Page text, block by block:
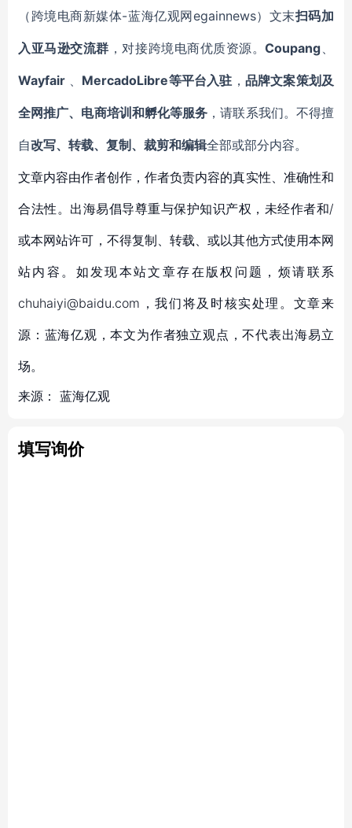
（跨境电商新媒体-蓝海亿观网egainnews）文末扫码加
入 亚马逊交流群 ，对接跨境电商优质资源。Coupang
Wayfair MercadoLibre等平台入驻 ， 品牌文案策划及
全网推广、电商培训和孵化等服务 ，请联系我们。不得擅
自改写、转载、复制、裁剪和编辑全部或部分内容。
文章内容由作者创作，作者负责内容的真实性、准确性和
合法性。出海易倡导尊重与保护知识产权，未经作者和/
或本网站许可，不得复制、转载、或以其他方式使用本网
站内容。如发现本站文章存在版权问题，烦请联系
chuhaiyi@baidu.com，我们将及时核实处理。文章来
源：蓝海亿观，本文为作者独立观点，不代表出海易立
场。
来源： 蓝海亿观
填写询价